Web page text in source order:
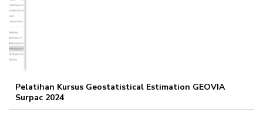
Pelatihan Kursus Geostatistical Estimation GEOVIA
Surpac 2024